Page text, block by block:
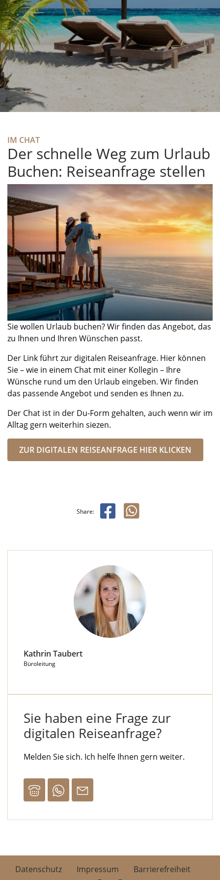
IM CHAT
Der schnelle Weg zum Urlaub
Buchen: Reiseanfrage stellen
Sie wollen Urlaub buchen? Wir finden das Angebot, das
zu Ihnen und Ihren Wünschen passt.
Der Link führt zur digitalen Reiseanfrage. Hier können
Sie – wie in einem Chat mit einer Kollegin – Ihre
Wünsche rund um den Urlaub eingeben. Wir finden
das passende Angebot und senden es Ihnen zu.
Der Chat ist in der Du-Form gehalten, auch wenn wir im
Alltag gern weiterhin siezen.
ZUR DIGITALEN REISEANFRAGE HIER KLICKEN
Share:
Kathrin Taubert
Büroleitung
Sie haben eine Frage zur
digitalen Reiseanfrage?
Melden Sie sich. Ich helfe Ihnen gern weiter.
Datenschutz Impressum Barrierefreiheit